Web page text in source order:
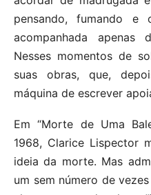
pensando, fumando e
acompanhada apenas
Nesses momentos de
suas obras, que,
máquina de escrever
Em “Morte de Uma
1968, Clarice Lispector
ideia da morte. Mas
um sem número de